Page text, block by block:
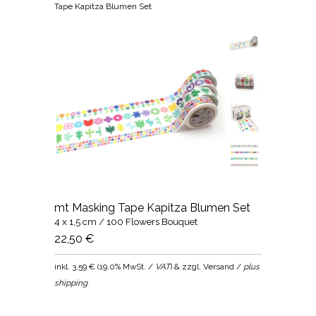
Tape Kapitza Blumen Set
mt Masking Tape Kapitza Blumen Set
4 x 1,5 cm / 100 Flowers Bouquet
22,50 €
inkl. 3,59 € (19.0% MwSt. / VAT) & zzgl. Versand / plus
shipping